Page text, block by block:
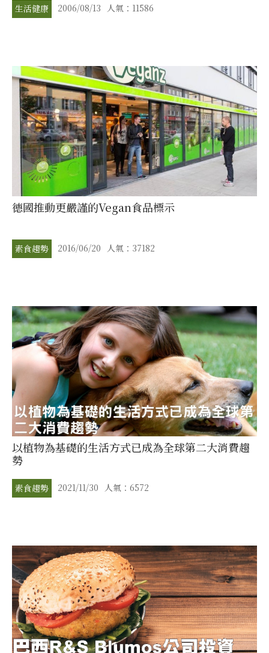
生活健康 2006/08/13 人氣：11586
德國推動更嚴謹的Vegan食品標示
素食趨勢 2016/06/20 人氣：37182
以植物為基礎的生活方式已成為全球第二大消費趨
勢
素食趨勢 2021/11/30 人氣：6572